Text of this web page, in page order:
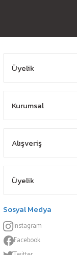
Üyelik
Kurumsal
Alışveriş
Üyelik
Sosyal Medya
Instagram
Facebook